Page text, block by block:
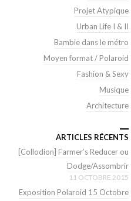
Projet Atypique
Urban Life I & II
Bambie dans le métro
Moyen format / Polaroid
Fashion & Sexy
Musique
Architecture
ARTICLES RÉCENTS
[Collodion] Farmer’s Reducer ou
Dodge/Assombrir
11 OCTOBRE 2015
Exposition Polaroid 15 Octobre